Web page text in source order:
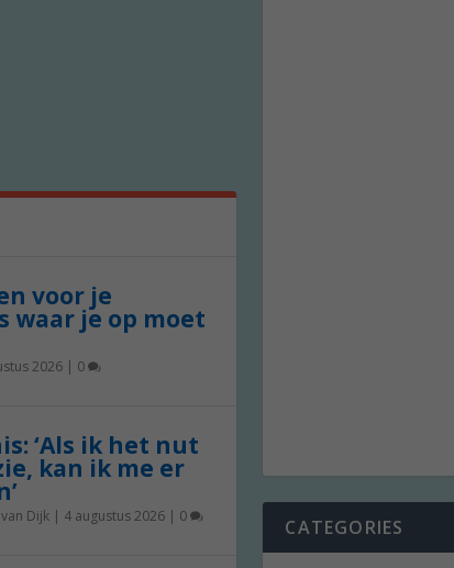
voor je
waar je op moet
2026| 0
‘Als ik het nut
kan ik me er
Dijk| 4 augustus 2026| 0 CATEGORIES